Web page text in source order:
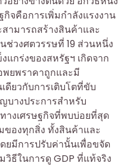
กิจคือการเพิ่มกำลังแรงงาน
ามารถสร้างสินค้าและ
ช่วงศตวรรษที่ 19 ส่วนหนึ่ง
แกร่งของสหรัฐฯ เกิดจาก
พยพราคาถูกและมี
ดียวกับการเติบโตที่ขับ
บางประการสำหรับ
างเศรษฐกิจที่พบบ่อยที่สุด
องทุกสิ่ง ทั้งสินค้าและ
ยมีการปรับค่านั้นเพื่อขจัด
วิธีในการดู GDP ที่แท้จริง